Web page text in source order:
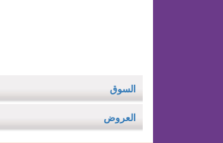
السوق
العروض